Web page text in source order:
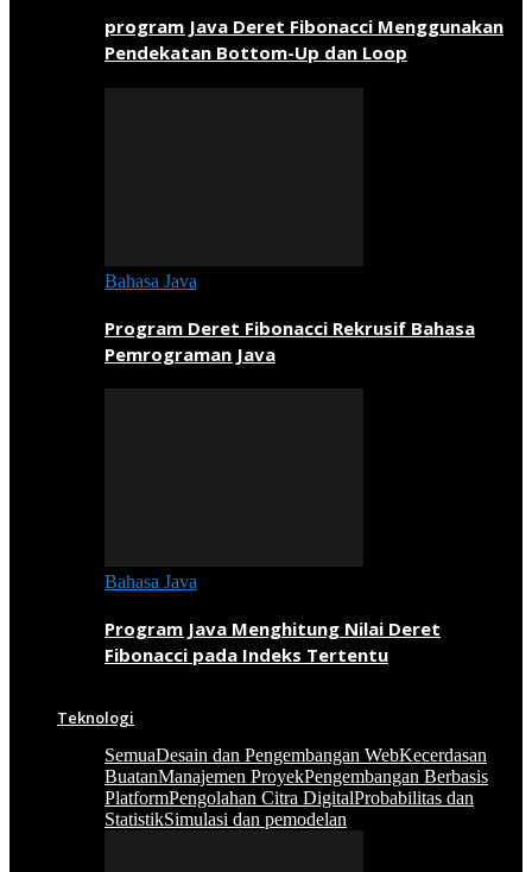
program Java Deret Fibonacci Menggunakan
Pendekatan Bottom-Up dan Loop
Bahasa Java
Program Deret Fibonacci Rekrusif Bahasa
Pemrograman Java
Bahasa Java
Program Java Menghitung Nilai Deret
Fibonacci pada Indeks Tertentu
Teknologi
SemuaDesain dan Pengembangan WebKecerdasan
BuatanManajemen ProyekPengembangan Berbasis
PlatformPengolahan Citra DigitalProbabilitas dan
StatistikSimulasi dan pemodelan